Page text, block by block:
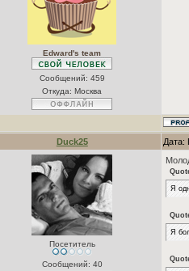
Edward's team
Сообщений: 459
Откуда: Москва
Duck25 Дата:
Посетитель
Сообщений: 40
Я
Я